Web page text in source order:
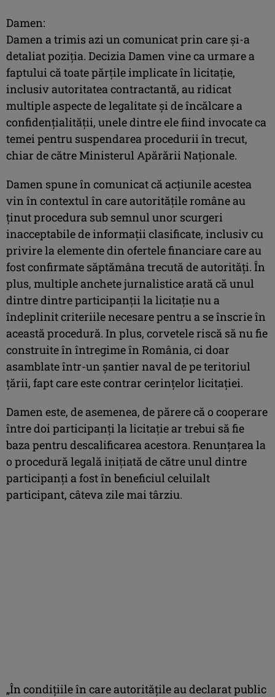
Damen:
Damen a trimis azi un comunicat prin care şi-a
detaliat poziţia. Decizia Damen vine ca urmare a
faptului că toate părțile implicate în licitație,
inclusiv autoritatea contractantă, au ridicat
multiple aspecte de legalitate și de încălcare a
confidențialității, unele dintre ele fiind invocate ca
temei pentru suspendarea procedurii în trecut,
chiar de către Ministerul Apărării Naționale.
Damen spune în comunicat că acțiunile acestea
vin în contextul în care autoritățile române au
ţinut procedura sub semnul unor scurgeri
inacceptabile de informații clasificate, inclusiv cu
privire la elemente din ofertele financiare care au
fost confirmate săptămâna trecută de autorități. În
plus, multiple anchete jurnalistice arată că unul
dintre dintre participanții la licitație nu a
îndeplinit criteriile necesare pentru a se înscrie în
această procedură. In plus, corvetele riscă să nu fie
construite în întregime în România, ci doar
asamblate într-un șantier naval de pe teritoriul
țării, fapt care este contrar cerințelor licitației.
Damen este, de asemenea, de părere că o cooperare
între doi participanți la licitație ar trebui să fie
baza pentru descalificarea acestora. Renunțarea la
o procedură legală inițiată de către unul dintre
participanți a fost în beneficiul celuilalt
participant, câteva zile mai târziu.
„În condițiile în care autoritățile au declarat public